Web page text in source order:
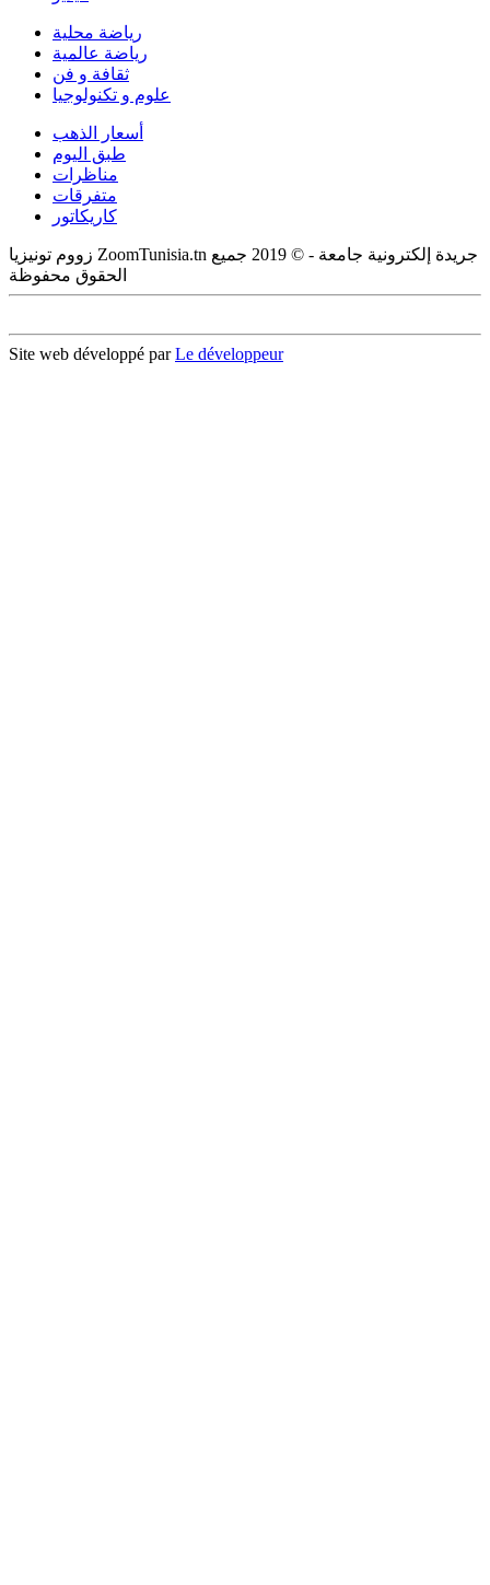
رياضة محلية
رياضة عالمية
ثقافة و فن
علوم و تكنولوجيا
أسعار الذهب
طبق اليوم
مناظرات
متفرقات
كاريكاتور
زووم تونيزيا ZoomTunisia.tn جريدة إلكترونية جامعة - © 2019 جميع
الحقوق محفوظة
Site web développé parLe développeur